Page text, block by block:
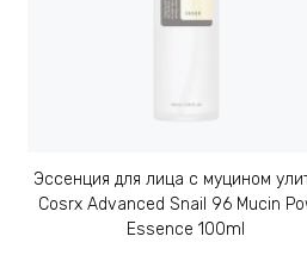
Эссенция для лица с муцином
Cosrx Advanced Snail 96 Mucin
Essence 100ml